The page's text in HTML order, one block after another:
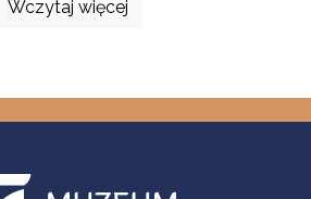
Wczytaj więcej